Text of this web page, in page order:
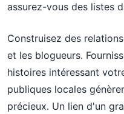
assurez-vous des listes
Construisez des
et les blogueurs.
histoires intéressant
publiques locales
précieux. Un lien d'un